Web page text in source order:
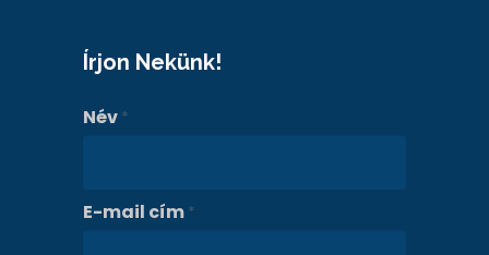
Írjon Nekünk!
Név *
E-mail cím *